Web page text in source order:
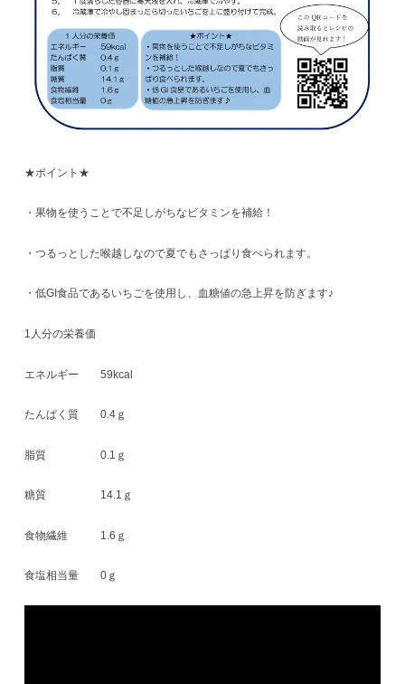
★ポイント★
・果物を使うことで不足しがちなビタミンを補給！
・つるっとした喉越しなので夏でもさっぱり食べられます。
・低GI食品であるいちごを使用し、血糖値の急上昇を防ぎます♪
1人分の栄養価
エネルギー 59kcal
たんぱく質 0.4ｇ
脂質 0.1ｇ
糖質 14.1ｇ
食物繊維 1.6ｇ
食塩相当量 0ｇ